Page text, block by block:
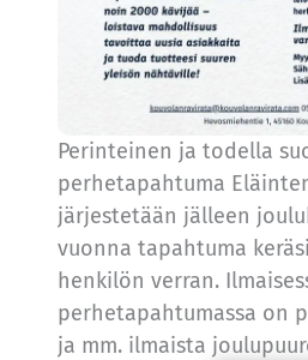
Perinteinen ja todella
perhetapahtuma
järjestetään jälleen
vuonna tapahtuma
henkilön verran.
perhetapahtumassa on
ja mm. ilmaista